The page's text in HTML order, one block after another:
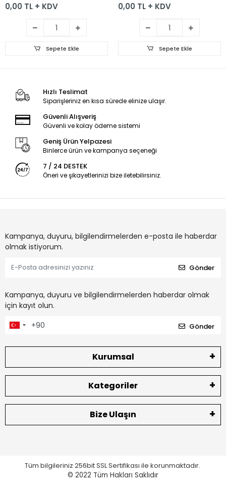
0,00 TL + KDV
Sepete Ekle
0,00 TL + KDV
Sepete Ekle
Hızlı Teslimat
Siparişleriniz en kısa sürede elinize ulaşır.
Güvenli Alışveriş
Güvenli ve kolay ödeme sistemi
Geniş Ürün Yelpazesi
Binlerce ürün ve kampanya seçeneği
7 / 24 DESTEK
Öneri ve şikayetlerinizi bize iletebilirsiniz.
Kampanya, duyuru, bilgilendirmelerden e-posta ile haberdar
olmak istiyorum.
Gönder
Kampanya, duyuru ve bilgilendirmelerden haberdar olmak
için kayıt olun.
Gönder
Kurumsal
Kategoriler
Bize Ulaşın
Tüm bilgileriniz 256bit SSL Sertifikası ile korunmaktadır.
© 2022 Tüm Hakları Saklıdır